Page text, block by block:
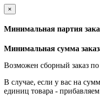
×
Минимальная партия
Минимальная сумма
Возможен сборный заказ
В случае, если у вас на
единиц товара -